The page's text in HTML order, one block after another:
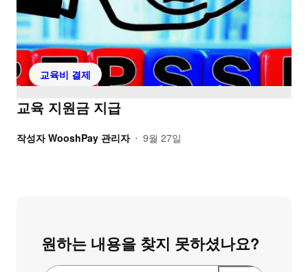
교육비 결제
교육 지원금 지급
작성자 WooshPay 관리자 • 9월 27일
원하는 내용을 찾지 못하셨나요?